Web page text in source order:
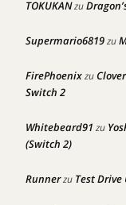
TOKUKANzu
Supermario6819zu
FirePhoenixzu
Switch 2
Whitebeard91 zu
(Switch 2)
Runnerzu Test